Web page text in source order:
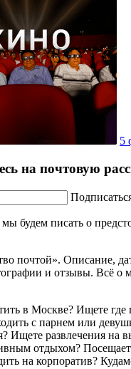
5
на почтовую
будем писать о
почтой». Описание,
и отзывы. Всё о
в Москве? Ищете где
с парнем или
Ищете развлечения на
отдыхом?
на корпоратив?